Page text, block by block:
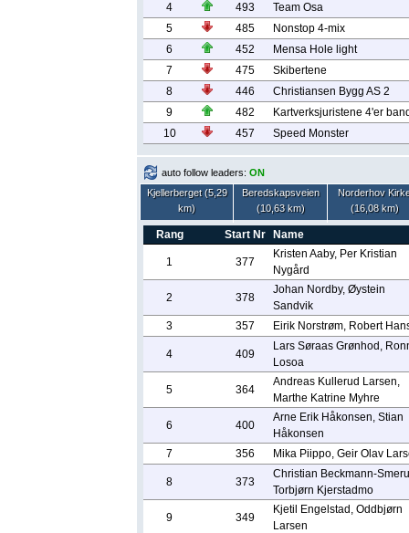
4
493
Team Osa
5
485
Nonstop 4-mix
6
452
Mensa Hole light
7
475
Skibertene
8
446
Christiansen Bygg AS 2
9
482
Kartverksjuristene 4'er
10
457 Speed Monster
auto follow leaders: ON
Kjellerberget (5,29
km)
Beredskapsveien
(10,63 km)
Norderhov
(16,08 km)
Rang Start Nr Name
1 377
Kristen Aaby, Per Kristian
Nygård
2 378
Johan Nordby, Øystein
Sandvik
3
357 Eirik Norstrøm, Robert
4 409
Lars Søraas Grønhod,
Losoa
5 364
Andreas Kullerud Larsen,
Marthe Katrine Myhre
6 400
Arne Erik Håkonsen, Stian
Håkonsen
7
356 Mika Piippo, Geir Olav
8 373
Christian Beckmann-
Torbjørn Kjerstadmo
9 349
Kjetil Engelstad, Oddbjørn
Larsen